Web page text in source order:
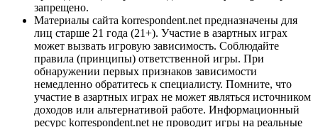
запрещено.
Материалы сайта korrespondent.net предназначены для
лиц старше 21 года (21+). Участие в азартных играх
может вызвать игровую зависимость. Соблюдайте
правила (принципы) ответственной игры. При
обнаружении первых признаков зависимости
немедленно обратитесь к специалисту. Помните, что
участие в азартных играх не может являться источником
доходов или альтернативой работе. Информационный
ресурс korrespondent.net не проводит игры на реальные